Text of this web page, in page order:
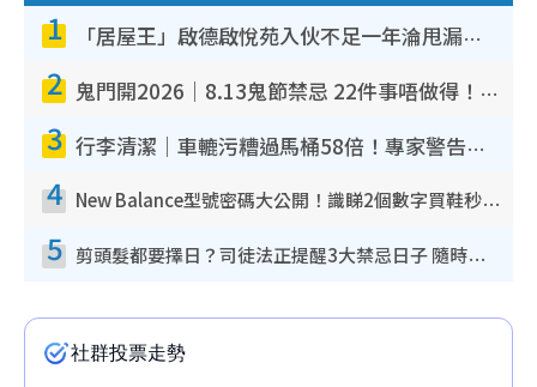
1 「居屋王」啟德啟悅苑入伙不足一年淪甩漏之王！插頭噴火花致大停電 多戶業主全屋家電報銷
2 鬼門開2026｜8.13鬼節禁忌 22件事唔做得！燒肉、刺身要少食？半夜勿吹口哨/打呢個電話
3 行李清潔｜車轆污糟過馬桶58倍！專家警告忌用酒精抹 教1招免污手除菌
4 New Balance型號密碼大公開！識睇2個數字買鞋秒知功能免中伏 附5大熱門鞋款
5 剪頭髮都要擇日？司徒法正提醒3大禁忌日子 隨時剪走財運！呢日剪髮恐「剪壽命」？